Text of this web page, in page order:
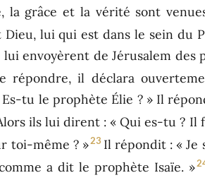
grâce et la vérité sont
lui qui est dans le sein du
lui envoyèrent de Jérusalem
répondre, il déclara
tu le prophète Élie ? » Il
ils lui dirent : « Qui es-tu ? Il
toi-même ? »23 Il répondit : « Je
a dit le prophète Isaïe. »